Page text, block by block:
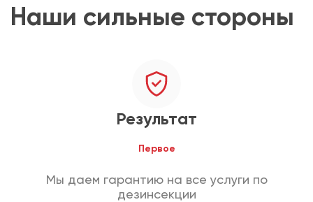
Наши сильные стороны
Результат
Первое
Мы даем гарантию на все услуги по
дезинсекции